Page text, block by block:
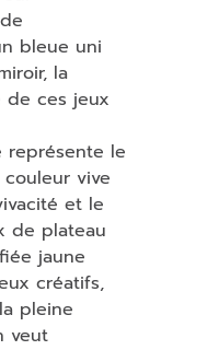
bleue uni
la
de ces jeux
représente le
vive
et le
de plateau
jaune
créatifs,
pleine
veut